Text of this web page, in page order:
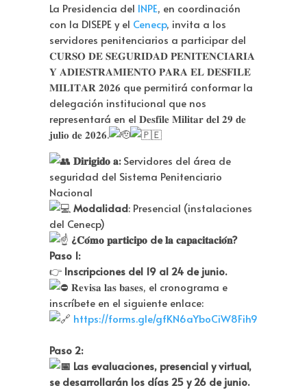
La Presidencia del INPE, en coordinación
con la DISEPE y el Cenecp, invita a los
servidores penitenciarios a participar del
𝐂𝐔𝐑𝐒𝐎 𝐃𝐄 𝐒𝐄𝐆𝐔𝐑𝐈𝐃𝐀𝐃 𝐏𝐄𝐍𝐈𝐓𝐄𝐍𝐂𝐈𝐀𝐑𝐈𝐀
𝐘 𝐀𝐃𝐈𝐄𝐒𝐓𝐑𝐀𝐌𝐈𝐄𝐍𝐓𝐎 𝐏𝐀𝐑𝐀 𝐄𝐋 𝐃𝐄𝐒𝐅𝐈𝐋𝐄
𝐌𝐈𝐋𝐈𝐓𝐀𝐑 𝟐𝟎𝟐𝟔 que permitirá conformar la
delegación institucional que nos
representará en el 𝐃𝐞𝐬𝐟𝐢𝐥𝐞 𝐌𝐢𝐥𝐢𝐭𝐚𝐫 𝐝𝐞𝐥 𝟐𝟗 𝐝𝐞
𝐣𝐮𝐥𝐢𝐨 𝐝𝐞 𝟐𝟎𝟐𝟔.
𝐃𝐢𝐫𝐢𝐠𝐢𝐝𝐨 𝐚:Servidores del área de
seguridad del Sistema Penitenciario
Nacional
Modalidad: Presencial (instalaciones
del Cenecp)
¿𝐂𝐨́𝐦𝐨 𝐩𝐚𝐫𝐭𝐢𝐜𝐢𝐩𝐨 de 𝐥𝐚 𝐜𝐚𝐩𝐚𝐜𝐢𝐭𝐚𝐜𝐢𝐨́𝐧?
Paso 1:
👉 Inscripciones del 19 al 24 de junio.
𝐑𝐞𝐯𝐢𝐬𝐚 𝐥𝐚𝐬 𝐛𝐚𝐬𝐞𝐬, el cronograma e
inscríbete en el siguiente enlace:
https://forms.gle/gfKN6aYboCiW8Fih9
Paso 2:
Las evaluaciones, presencial y virtual,
se desarrollarán los días 25 y 26 de junio.